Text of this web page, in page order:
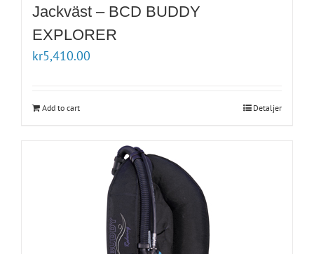
Jackväst – BCD BUDDY
EXPLORER
kr5,410.00
Add to cart Detaljer